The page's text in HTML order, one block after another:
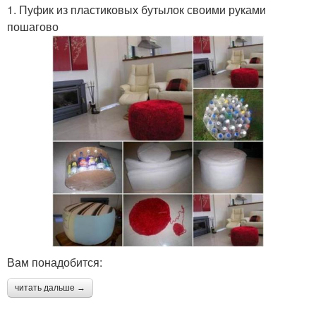
1. Пуфик из пластиковых бутылок своими руками
пошагово
Вам понадобится:
читать дальше →